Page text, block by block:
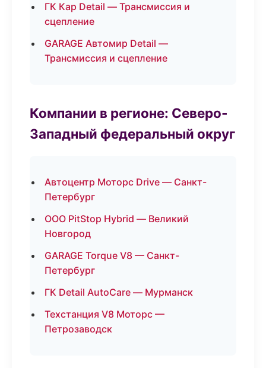
ГК Кар Detail — Трансмиссия и
сцепление
GARAGE Автомир Detail —
Трансмиссия и сцепление
Компании в регионе: Северо-
Западный федеральный округ
Автоцентр Моторс Drive — Санкт-
Петербург
ООО PitStop Hybrid — Великий
Новгород
GARAGE Torque V8 — Санкт-
Петербург
ГК Detail AutoCare — Мурманск
Техстанция V8 Моторс —
Петрозаводск